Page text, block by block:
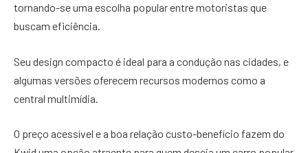
tornando-se uma escolha popular entre motoristas que
buscam eficiência.
Seu design compacto é ideal para a condução nas cidades, e
algumas versões oferecem recursos modernos como a
central multimídia.
O preço acessível e a boa relação custo-benefício fazem do